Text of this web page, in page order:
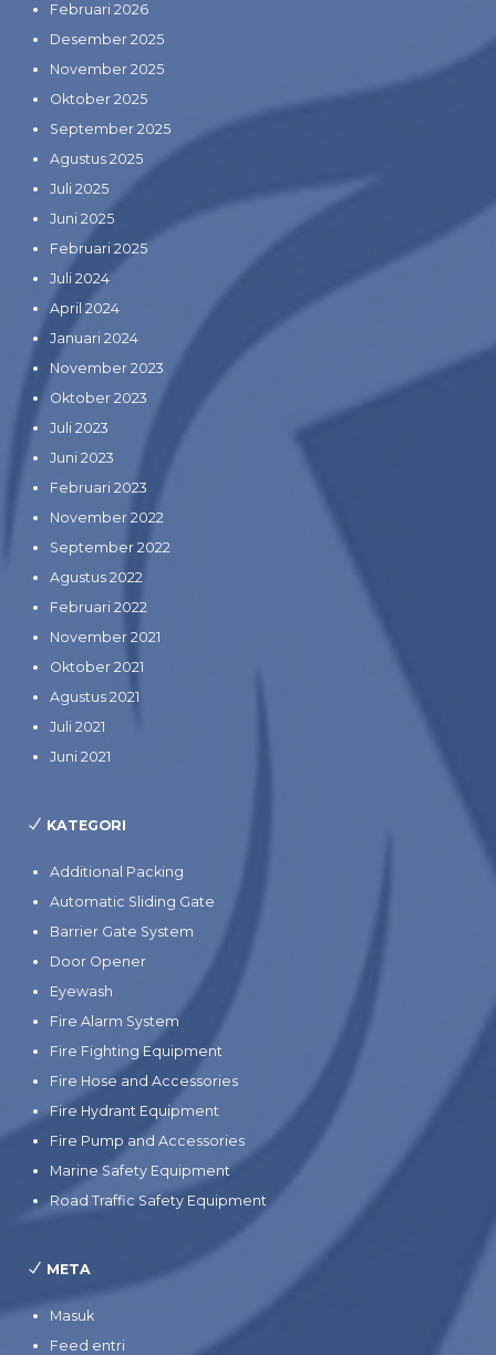
Februari 2026
Desember 2025
November 2025
Oktober 2025
September 2025
Agustus 2025
Juli 2025
Juni 2025
Februari 2025
Juli 2024
April 2024
Januari 2024
November 2023
Oktober 2023
Juli 2023
Juni 2023
Februari 2023
November 2022
September 2022
Agustus 2022
Februari 2022
November 2021
Oktober 2021
Agustus 2021
Juli 2021
Juni 2021
KATEGORI
Additional Packing
Automatic Sliding Gate
Barrier Gate System
Door Opener
Eyewash
Fire Alarm System
Fire Fighting Equipment
Fire Hose and Accessories
Fire Hydrant Equipment
Fire Pump and Accessories
Marine Safety Equipment
Road Traffic Safety Equipment
META
Masuk
Feed entri